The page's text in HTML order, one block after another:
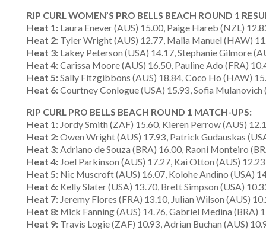
RIP CURL WOMEN’S PRO BELLS BEACH ROUND 1
Heat 1: Laura Enever (AUS) 15.00, Paige Hareb (NZL)
Heat 2: Tyler Wright (AUS) 12.77, Malia Manuel (HAW)
Heat 3: Lakey Peterson (USA) 14.17, Stephanie Gilmore
Heat 4: Carissa Moore (AUS) 16.50, Pauline Ado (FRA)
Heat 5: Sally Fitzgibbons (AUS) 18.84, Coco Ho (HAW)
Heat 6: Courtney Conlogue (USA) 15.93, Sofia Mulanovich
RIP CURL PRO BELLS BEACH ROUND 1 MATCH-UPS:
Heat 1: Jordy Smith (ZAF) 15.60, Kieren Perrow (AUS)
Heat 2: Owen Wright (AUS) 17.93, Patrick Gudauskas
Heat 3: Adriano de Souza (BRA) 16.00, Raoni Monteiro
Heat 4: Joel Parkinson (AUS) 17.27, Kai Otton (AUS)
Heat 5: Nic Muscroft (AUS) 16.07, Kolohe Andino (USA)
Heat 6: Kelly Slater (USA) 13.70, Brett Simpson (USA)
Heat 7: Jeremy Flores (FRA) 13.10, Julian Wilson (AUS)
Heat 8: Mick Fanning (AUS) 14.76, Gabriel Medina (BRA)
Heat 9: Travis Logie (ZAF) 10.93, Adrian Buchan (AUS)